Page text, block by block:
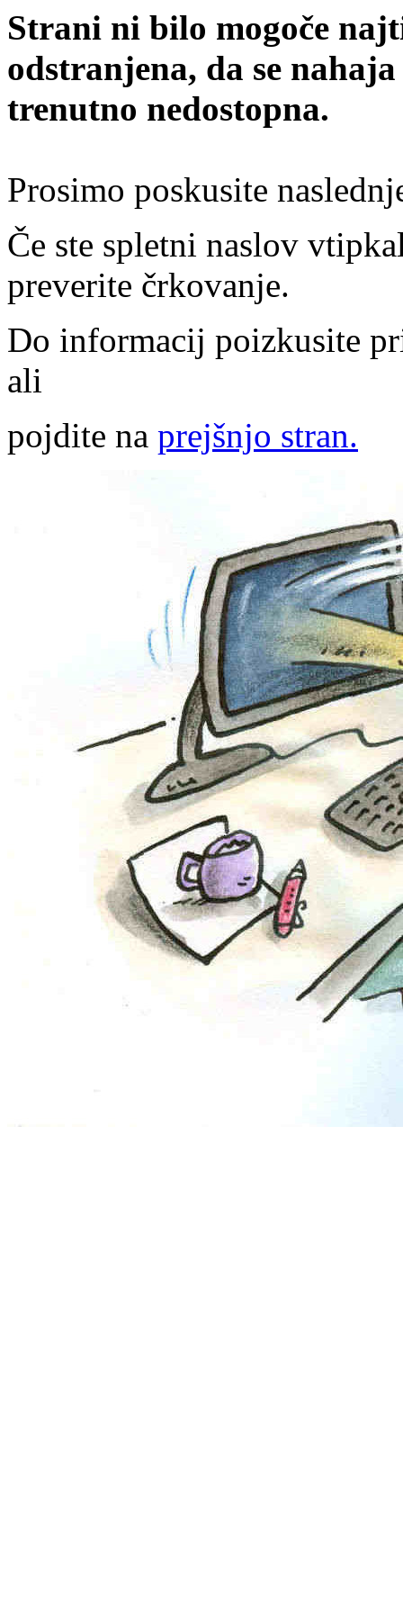
Strani ni bilo mogoče
odstranjena, da se
trenutno nedostopna.
Prosimo poskusite
Če ste spletni naslov
preverite črkovanje.
Do informacij poizkusite
ali
pojdite na prejšnjo stran.